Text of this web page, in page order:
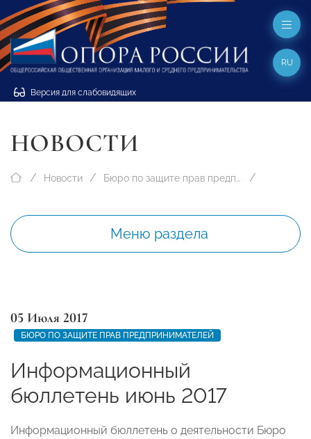
Версия для слабовидящих
RU
НОВОСТИ
Новости Бюро по защите прав предпринимателей
Меню раздела
05 Июля 2017
БЮРО ПО ЗАЩИТЕ ПРАВ ПРЕДПРИНИМАТЕЛЕЙ
Информационный
бюллетень июнь 2017
Информационный бюллетень о деятельности Бюро